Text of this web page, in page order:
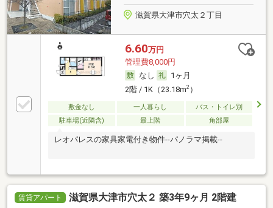
滋賀県大津市穴太２丁目
6.60万円
管理費8,000円
なし
1ヶ月
2階 / 1K（23.18m2）
敷金なし 一人暮らし
バス・トイレ別
駐車場(近隣含)
最上階 角部屋
レオパレスの家具家電付き物件--パノラマ掲載--
賃貸アパート 滋賀県大津市穴太２ 築3年9ヶ月 2階建